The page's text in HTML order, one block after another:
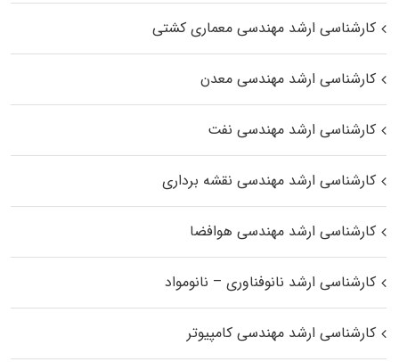
کارشناسی ارشد مهندسی معماری کشتی
کارشناسی ارشد مهندسی معدن
کارشناسی ارشد مهندسی نفت
کارشناسی ارشد مهندسی نقشه برداری
کارشناسی ارشد مهندسی هوافضا
کارشناسی ارشد نانوفناوری – نانومواد
کارشناسی ارشد مهندسی کامپیوتر